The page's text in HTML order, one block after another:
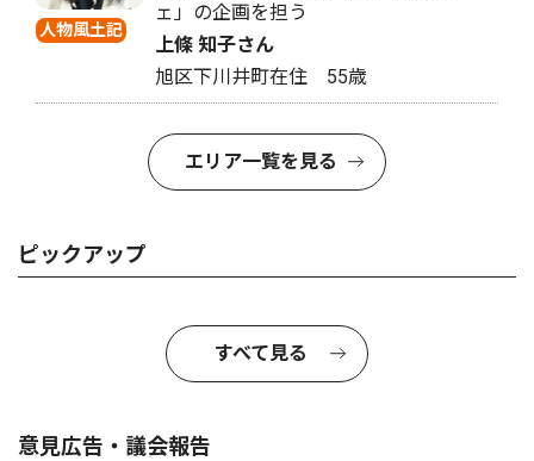
人物風土記
ェ」の企画を担う
上條 知子さん
旭区下川井町在住 55歳
エリア一覧を見る
ピックアップ
すべて見る
意見広告・議会報告